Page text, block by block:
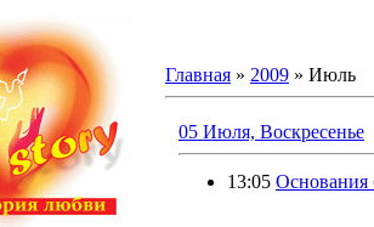
Главная » 2009 » Июль
05 Июля, Воскресенье
13:05 Основания